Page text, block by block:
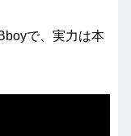
で、実力は本